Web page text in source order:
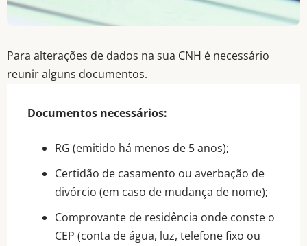
Alteração de
Dados na CHN
Há mais de 50 anos
prestando serviços de
qualidade com agilidade e
eficiência.
Para alterações de dados na sua CNH é necessário
reunir alguns documentos.
Documentos necessários:
RG (emitido há menos de 5 anos);
Certidão de casamento ou averbação de
divórcio (em caso de mudança de nome);
Comprovante de residência onde conste o
CEP (conta de água, luz, telefone fixo ou